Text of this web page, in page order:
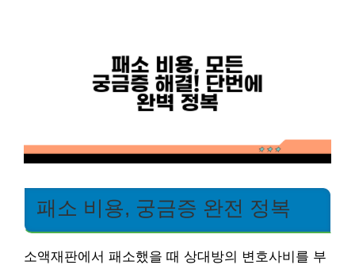
패소 비용, 궁금증 완전 정복
소액재판에서 패소했을 때 상대방의 변호사비를 부